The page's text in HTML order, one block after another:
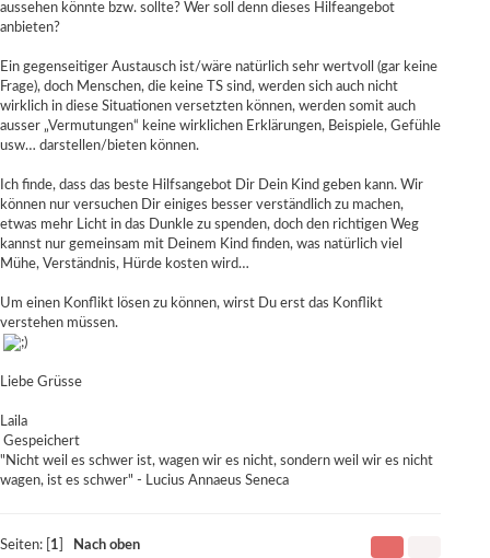
aussehen könnte bzw. sollte? Wer soll denn dieses Hilfeangebot
anbieten?
Ein gegenseitiger Austausch ist/wäre natürlich sehr wertvoll (gar keine
Frage), doch Menschen, die keine TS sind, werden sich auch nicht
wirklich in diese Situationen versetzten können, werden somit auch
ausser „Vermutungen“ keine wirklichen Erklärungen, Beispiele, Gefühle
usw… darstellen/bieten können.
Ich finde, dass das beste Hilfsangebot Dir Dein Kind geben kann. Wir
können nur versuchen Dir einiges besser verständlich zu machen,
etwas mehr Licht in das Dunkle zu spenden, doch den richtigen Weg
kannst nur gemeinsam mit Deinem Kind finden, was natürlich viel
Mühe, Verständnis, Hürde kosten wird…
Um einen Konflikt lösen zu können, wirst Du erst das Konflikt
verstehen müssen.
Liebe Grüsse
Laila
Gespeichert
"Nicht weil es schwer ist, wagen wir es nicht, sondern weil wir es nicht
wagen, ist es schwer" - Lucius Annaeus Seneca
Seiten: [ 1 Nach oben